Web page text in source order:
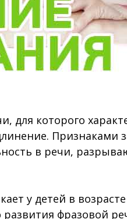
для которого
Признаками
в речи,
у детей в
фразовой